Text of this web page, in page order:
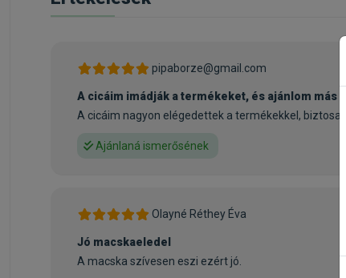
pipaborze@gmail.com
A cicáim imádják a termékeket, és ajánlom más
A cicáim nagyon elégedettek a termékekkel,
Ajánlaná ismerősének
Olayné Réthey Éva
Jó macskaeledel
A macska szívesen eszi ezért jó.